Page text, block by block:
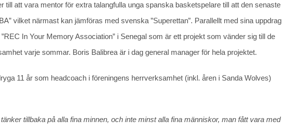
till att vara mentor för extra talangfulla unga spanska basketspelare till att den senaste
vilket närmast kan jämföras med svenska ”Superettan”. Parallellt med sina uppdrag
In Your Memory Association” i Senegal som är ett projekt som vänder sig till de
varje sommar. Boris Balibrea är i dag general manager för hela projektet.
11 år som headcoach i föreningens herrverksamhet (inkl. åren i Sanda Wolves)
tillbaka på alla fina minnen, och inte minst alla fina människor, man fått vara med